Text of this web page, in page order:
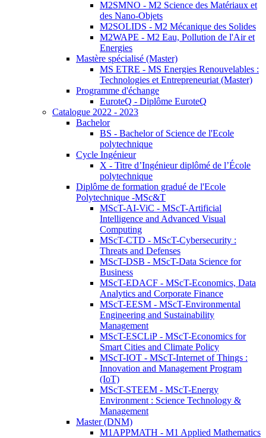
M2SMNO - M2 Science des Matériaux et
des Nano-Objets
M2SOLIDS - M2 Mécanique des Solides
M2WAPE - M2 Eau, Pollution de l'Air et
Energies
Mastère spécialisé (Master)
MS ETRE - MS Energies Renouvelables :
Technologies et Entrepreneuriat (Master)
Programme d'échange
EuroteQ - Diplôme EuroteQ
Catalogue 2022 - 2023
Bachelor
BS - Bachelor of Science de l'Ecole
polytechnique
Cycle Ingénieur
X - Titre d’Ingénieur diplômé de l’École
polytechnique
Diplôme de formation gradué de l'Ecole
Polytechnique -MSc&T
MScT-AI-ViC - MScT-Artificial
Intelligence and Advanced Visual
Computing
MScT-CTD - MScT-Cybersecurity :
Threats and Defenses
MScT-DSB - MScT-Data Science for
Business
MScT-EDACF - MScT-Economics, Data
Analytics and Corporate Finance
MScT-EESM - MScT-Environmental
Engineering and Sustainability
Management
MScT-ESCLiP - MScT-Economics for
Smart Cities and Climate Policy
MScT-IOT - MScT-Internet of Things :
Innovation and Management Program
(IoT)
MScT-STEEM - MScT-Energy
Environment : Science Technology &
Management
Master (DNM)
M1APPMATH - M1 Applied Mathematics